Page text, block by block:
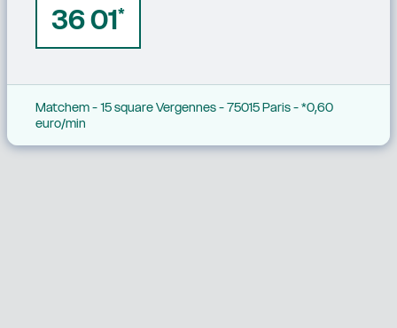
36 01*
Matchem - 15 square Vergennes - 75015 Paris - *0,60
euro/min